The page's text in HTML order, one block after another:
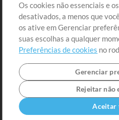
Extras
Sessões
Envie seu conteúdo
Playlist
MT Conference
Os cookies não essenciais e
desativados, a menos que
os ative em Gerenciar
suas escolhas a qualquer
Preferências de cookies no
Gerenciar
Rejeitar não
Aceitar